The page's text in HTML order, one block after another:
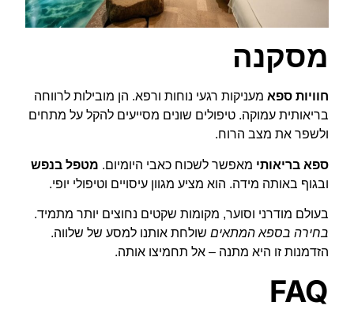
מסקנה
חוויות ספא מעניקות רגעי נוחות ורפא. הן מובילות לרווחה
בריאותית עמוקה. טיפולים שונים מסייעים להקל על מתחים
ולשפר את מצב הרוח.
ספא בריאותי מאפשר לשכוח כאבי היומיום. מטפל בנפש
ובגוף באותה מידה. הוא מציע מגוון עיסויים וטיפולי יופי.
בעולם מודרני וסוער, מקומות שקטים נחוצים יותר מתמיד.
בחירה בספא המתאים שולחת אותנו למסע של שלווה.
הזדמנות זו היא מתנה – אל תחמיצו אותה.
FAQ